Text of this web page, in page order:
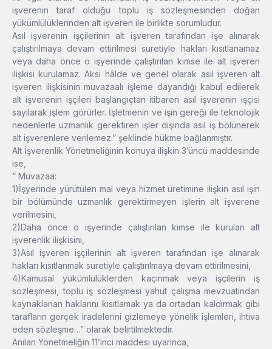
işverenin taraf olduğu toplu iş sözleşmesinden doğan
yükümlülüklerinden alt işveren ile birlikte sorumludur.
Asıl işverenin işçilerinin alt işveren tarafından işe alınarak
çalıştırılmaya devam ettirilmesi suretiyle hakları kısıtlanamaz
veya daha önce o işyerinde çalıştırılan kimse ile alt işveren
ilişkisi kurulamaz. Aksi hâlde ve genel olarak asıl işveren alt
işveren ilişkisinin muvazaalı işleme dayandığı kabul edilerek
alt işverenin işçileri başlangıçtan itibaren asıl işverenin işçisi
sayılarak işlem görürler. İşletmenin ve işin gereği ile teknolojik
nedenlerle uzmanlık gerektiren işler dışında asıl iş bölünerek
alt işverenlere verilemez.” şeklinde hükme bağlanmıştır.
Alt İşverenlik Yönetmeliğinin konuya ilişkin 3’üncü maddesinde
ise,
“ Muvazaa:
1)İşyerinde yürütülen mal veya hizmet üretimine ilişkin asıl işin
bir bölümünde uzmanlık gerektirmeyen işlerin alt işverene
verilmesini,
2)Daha önce o işyerinde çalıştırılan kimse ile kurulan alt
işverenlik ilişkisini,
3)Asıl işveren işçilerinin alt işveren tarafından işe alınarak
hakları kısıtlanmak suretiyle çalıştırılmaya devam ettirilmesini,
4)Kamusal yükümlülüklerden kaçınmak veya işçilerin iş
sözleşmesi, toplu iş sözleşmesi yahut çalışma mevzuatından
kaynaklanan haklarını kısıtlamak ya da ortadan kaldırmak gibi
tarafların gerçek iradelerini gizlemeye yönelik işlemleri, ihtiva
eden sözleşme…” olarak belirtilmektedir.
Anılan Yönetmeliğin 11’inci maddesi uyarınca,